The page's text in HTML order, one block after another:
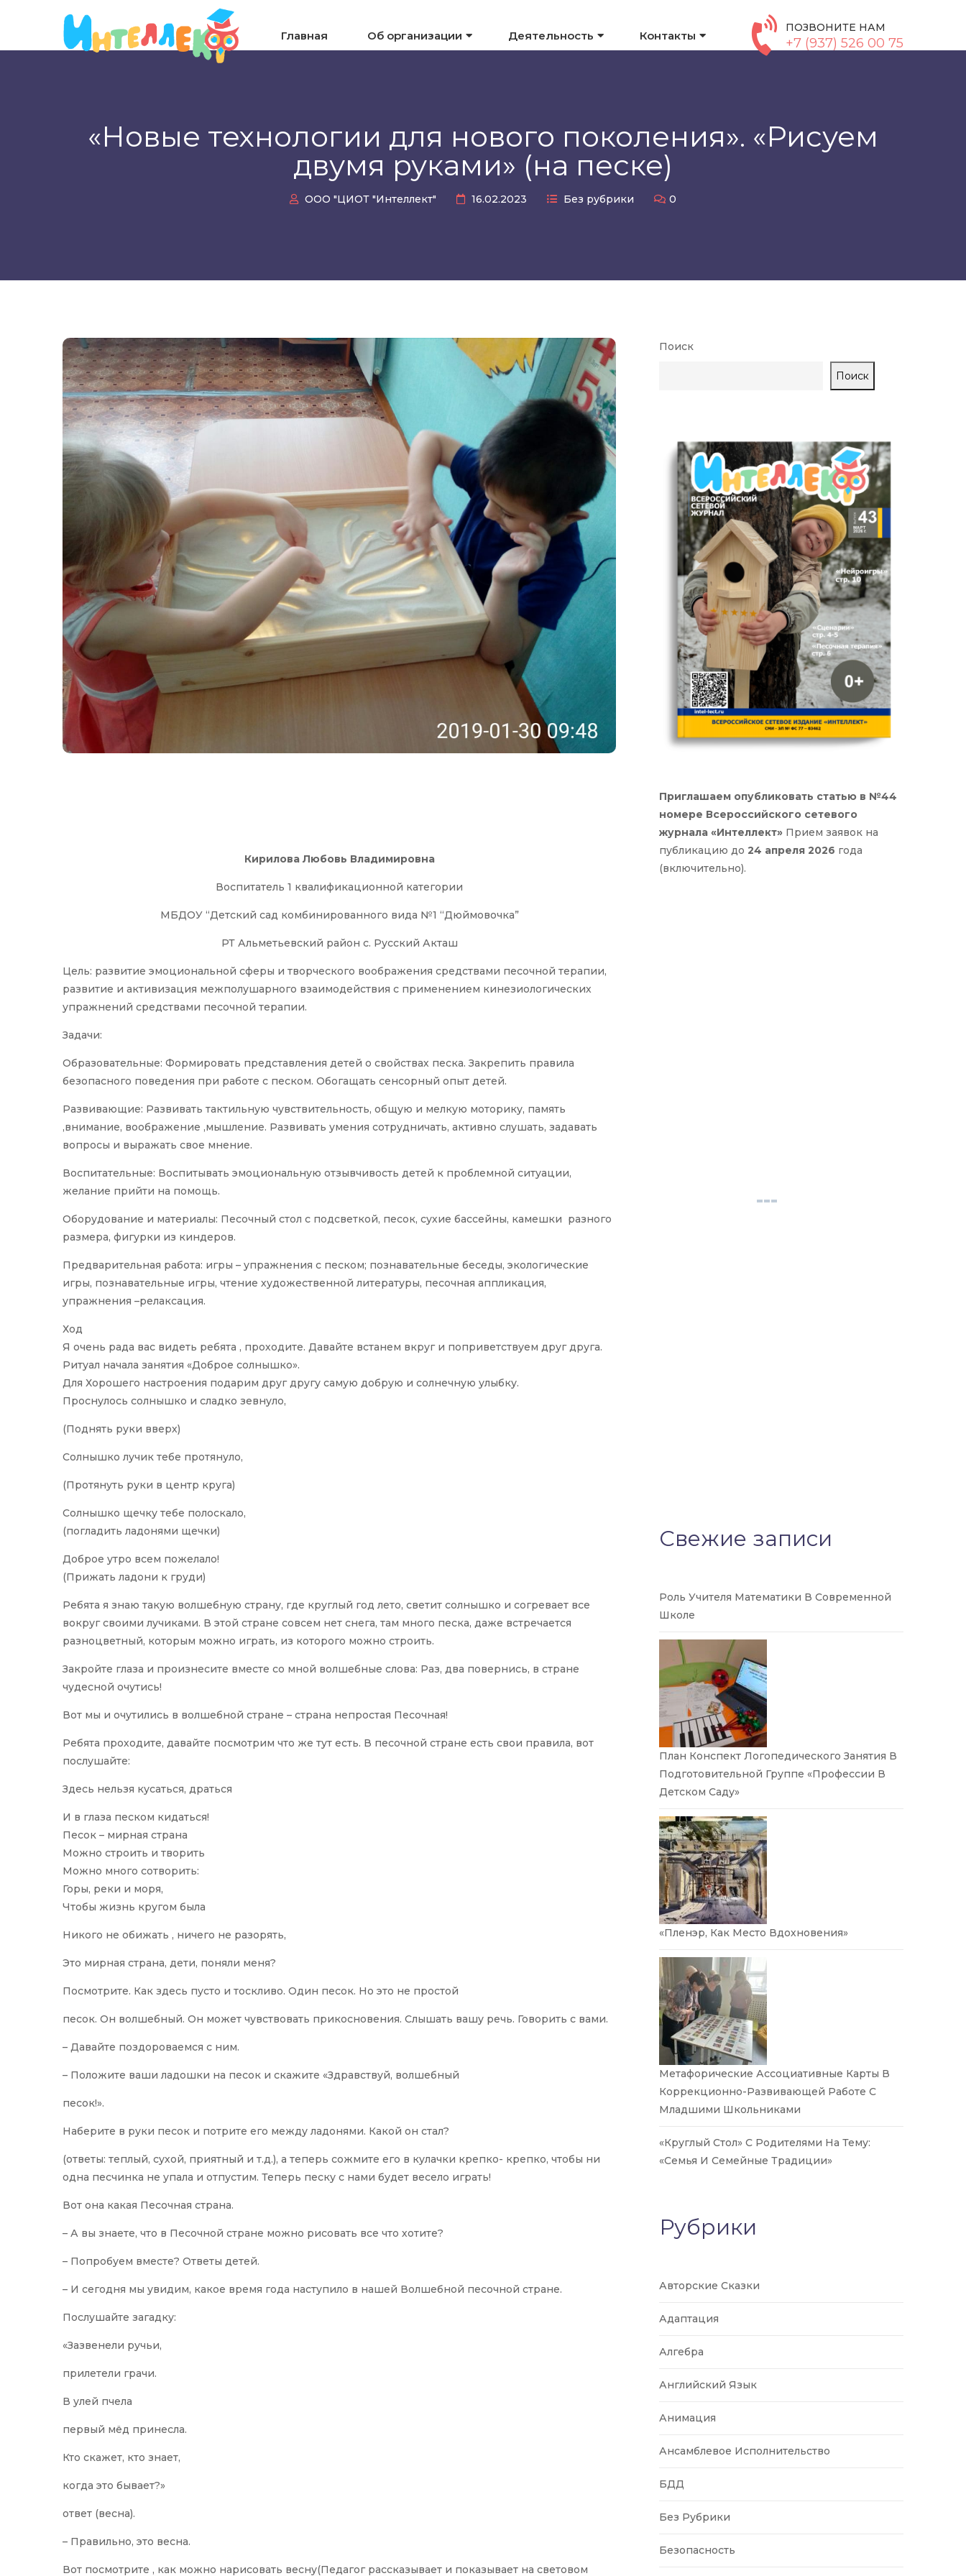
Главная Об организации Деятельность Контакты
ПОЗВОНИТЕ НАМ
+7 (937) 526 00 75
«Новые технологии для нового поколения». «Рисуем
двумя руками» (на песке)
ООО "ЦИОТ "Интеллект" 16.02.2023 Без рубрики 0
Кирилова Любовь Владимировна
Воспитатель 1 квалификационной категории
МБДОУ “Детский сад комбинированного вида №1 “Дюймовочка”
РТ Альметьевский район с. Русский Акташ
Цель: развитие эмоциональной сферы и творческого воображения средствами песочной терапии,
развитие и активизация межполушарного взаимодействия с применением кинезиологических
упражнений средствами песочной терапии.
Задачи:
Образовательные: Формировать представления детей о свойствах песка. Закрепить правила
безопасного поведения при работе с песком. Обогащать сенсорный опыт детей.
Развивающие: Развивать тактильную чувствительность, общую и мелкую моторику, память
,внимание, воображение ,мышление. Развивать умения сотрудничать, активно слушать, задавать
вопросы и выражать свое мнение.
Воспитательные: Воспитывать эмоциональную отзывчивость детей к проблемной ситуации,
желание прийти на помощь.
Оборудование и материалы: Песочный стол с подсветкой, песок, сухие бассейны, камешки разного
размера, фигурки из киндеров.
Предварительная работа: игры – упражнения с песком; познавательные беседы, экологические
игры, познавательные игры, чтение художественной литературы, песочная аппликация,
упражнения –релаксация.
Ход
Я очень рада вас видеть ребята , проходите. Давайте встанем вкруг и поприветствуем друг друга.
Ритуал начала занятия «Доброе солнышко».
Для Хорошего настроения подарим друг другу самую добрую и солнечную улыбку.
Проснулось солнышко и сладко зевнуло,
(Поднять руки вверх)
Солнышко лучик тебе протянуло,
(Протянуть руки в центр круга)
Солнышко щечку тебе полоскало,
(погладить ладонями щечки)
Доброе утро всем пожелало!
(Прижать ладони к груди)
Ребята я знаю такую волшебную страну, где круглый год лето, светит солнышко и согревает все
вокруг своими лучиками. В этой стране совсем нет снега, там много песка, даже встречается
разноцветный, которым можно играть, из которого можно строить.
Закройте глаза и произнесите вместе со мной волшебные слова: Раз, два повернись, в стране
чудесной очутись!
Вот мы и очутились в волшебной стране – страна непростая Песочная!
Ребята проходите, давайте посмотрим что же тут есть. В песочной стране есть свои правила, вот
послушайте:
Здесь нельзя кусаться, драться
И в глаза песком кидаться!
Песок – мирная страна
Можно строить и творить
Можно много сотворить:
Горы, реки и моря,
Чтобы жизнь кругом была
Никого не обижать , ничего не разорять,
Это мирная страна, дети, поняли меня?
Посмотрите. Как здесь пусто и тоскливо. Один песок. Но это не простой
песок. Он волшебный. Он может чувствовать прикосновения. Слышать вашу речь. Говорить с вами.
– Давайте поздороваемся с ним.
– Положите ваши ладошки на песок и скажите «Здравствуй, волшебный
песок!».
Наберите в руки песок и потрите его между ладонями. Какой он стал?
(ответы: теплый, сухой, приятный и т.д.), а теперь сожмите его в кулачки крепко- крепко, чтобы ни
одна песчинка не упала и отпустим. Теперь песку с нами будет весело играть!
Вот она какая Песочная страна.
– А вы знаете, что в Песочной стране можно рисовать все что хотите?
– Попробуем вместе? Ответы детей.
– И сегодня мы увидим, какое время года наступило в нашей Волшебной песочной стране.
Послушайте загадку:
«Зазвенели ручьи,
прилетели грачи.
В улей пчела
первый мёд принесла.
Кто скажет, кто знает,
когда это бывает?»
ответ (весна).
– Правильно, это весна.
Вот посмотрите , как можно нарисовать весну(Педагог рассказывает и показывает на световом
Поиск
Поиск
Приглашаем опубликовать статью в №44
номере Всероссийского сетевого
журнала «Интеллект» Прием заявок на
публикацию до 24 апреля 2026 года
(включительно).
Свежие записи
Роль Учителя Математики В Современной
Школе
План Конспект Логопедического Занятия В
Подготовительной Группе «Профессии В
Детском Саду»
«Пленэр, Как Место Вдохновения»
Метафорические Ассоциативные Карты В
Коррекционно-Развивающей Работе С
Младшими Школьниками
«Круглый Стол» С Родителями На Тему:
«Семья И Семейные Традиции»
Рубрики
Авторские Сказки
Адаптация
Алгебра
Английский Язык
Анимация
Ансамблевое Исполнительство
БДД
Без Рубрики
Безопасность